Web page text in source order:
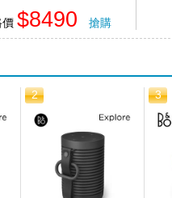
價 $8490 搶購
2 3